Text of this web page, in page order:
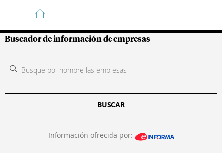
Guía de Empresas Colombianas
Buscador de información de empresas
BUSCAR
Información ofrecida por: